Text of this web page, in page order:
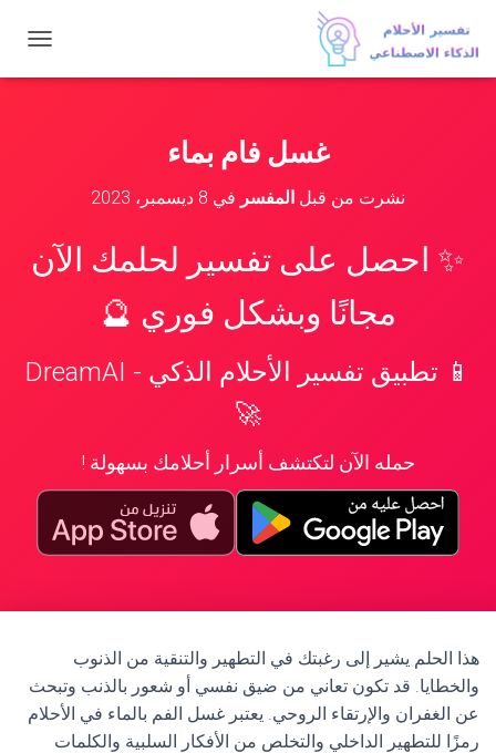
ب
ل
غسل فام بماء
نشرت من قبل المفسر في 8 ديسمبر، 2023
✨ احصل على تفسير لحلمك الآن
مجانًا وبشكل فوري 🔮
📱 تطبيق تفسير الأحلام الذكي - DreamAI
🚀
حمله الآن لتكتشف أسرار أحلامك بسهولة !
هذا الحلم يشير إلى رغبتك في التطهير والتنقية من الذنوب
والخطايا. قد تكون تعاني من ضيق نفسي أو شعور بالذنب وتبحث
عن الغفران والإرتقاء الروحي. يعتبر غسل الفم بالماء في الأحلام
رمزًا للتطهير الداخلي والتخلص من الأفكار السلبية والكلمات